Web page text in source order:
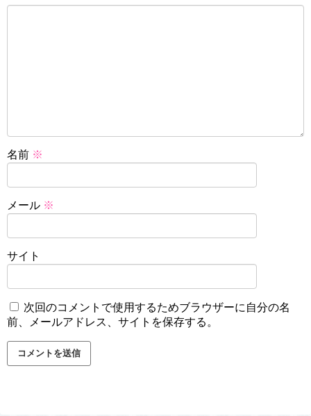
名前 ※
メール ※
サイト
次回のコメントで使用するためブラウザーに自分の名
前、メールアドレス、サイトを保存する。